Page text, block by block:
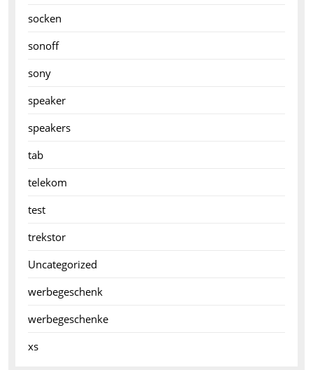
socken
sonoff
sony
speaker
speakers
tab
telekom
test
trekstor
Uncategorized
werbegeschenk
werbegeschenke
xs